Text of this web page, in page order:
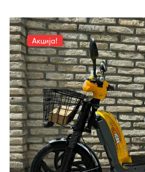
Backo
Sombor
Акција!